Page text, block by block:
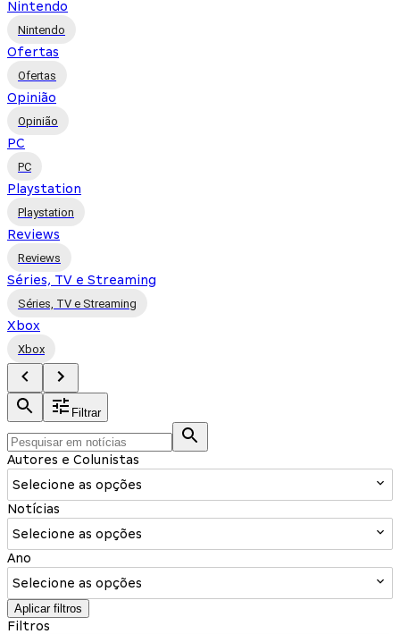
Nintendo
Nintendo
Ofertas
Ofertas
Opinião
Opinião
PC
PC
Playstation
Playstation
Reviews
Reviews
Séries, TV e Streaming
Séries, TV e Streaming
Xbox
Xbox
Filtrar
Autores e Colunistas
Selecione as opções
Notícias
Selecione as opções
Ano
Selecione as opções
Aplicar filtros
Filtros